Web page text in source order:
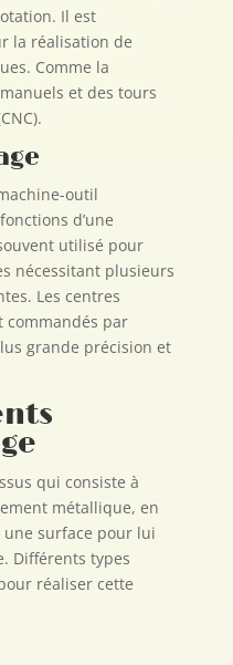
Il est
la réalisation de
Comme la
et des tours
outil
d’une
utilisé pour
nécessitant plusieurs
Les centres
commandés par
grande précision et
qui consiste à
métallique, en
surface pour lui
Différents types
réaliser cette